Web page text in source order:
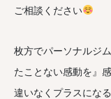
ご相談ください
枚方でパーソナルジ
たことない感動を』
違いなくプラスにな